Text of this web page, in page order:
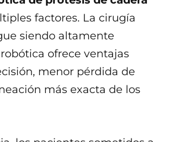
factores. La cirugía
siendo altamente
ofrece ventajas
menor pérdida de
más exacta de los